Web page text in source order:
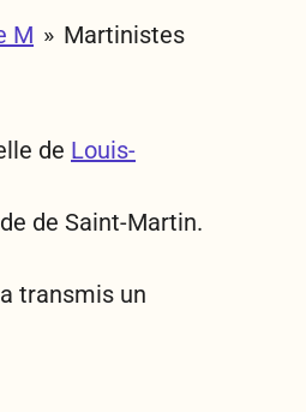
M » Martinistes
de Louis-
de Saint-Martin.
transmis un